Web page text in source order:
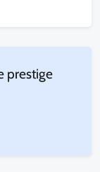
prestige